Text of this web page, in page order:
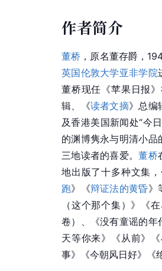
作者简介
董桥 ，原名董存爵，
英国伦敦大学亚非学院
董桥现任《苹果日报
辑、《读者文摘》总编
及香港美国新闻处“今
的渊博隽永与明清小
三地读者的喜爱。董桥
地出版了十多种文集
跑》《辩证法的黄昏》
（这个那个集）》《
卷）、《没有童谣的年
天等你来》《从前》
事》《今朝风日好》《